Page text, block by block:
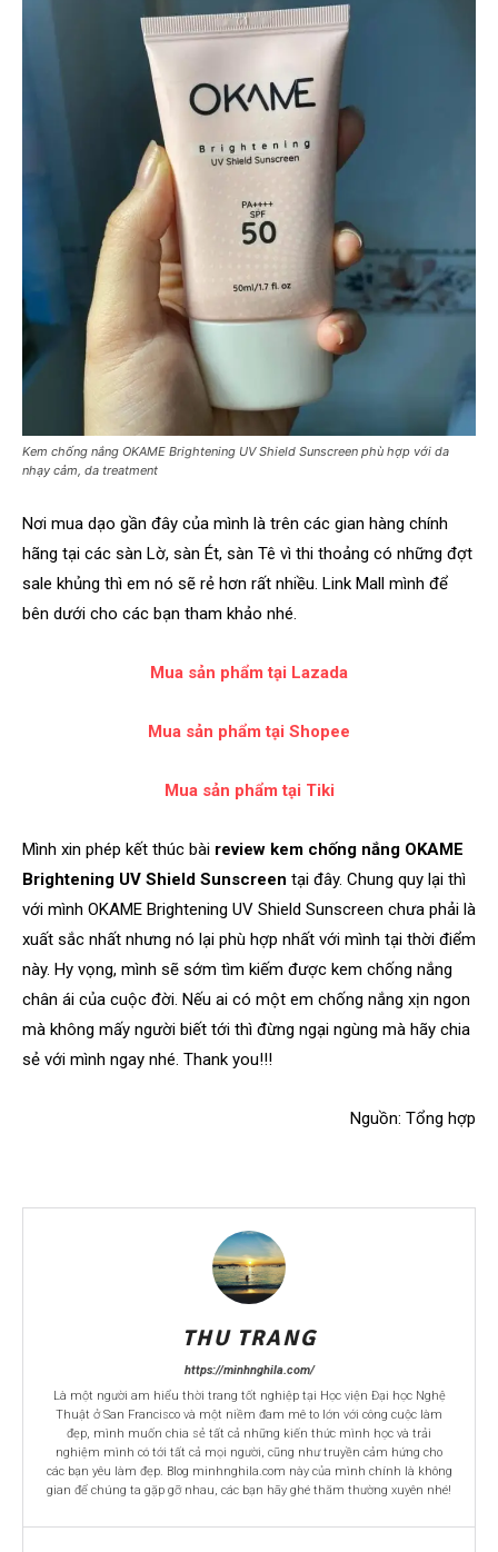
Kem chống nắng OKAME Brightening UV Shield Sunscreen phù hợp với da
nhạy cảm, da treatment
Nơi mua dạo gần đây của mình là trên các gian hàng chính
hãng tại các sàn Lờ, sàn Ét, sàn Tê vì thi thoảng có những đợt
sale khủng thì em nó sẽ rẻ hơn rất nhiều. Link Mall mình để
bên dưới cho các bạn tham khảo nhé.
Mua sản phẩm tại Lazada
Mua sản phẩm tại Shopee
Mua sản phẩm tại Tiki
Mình xin phép kết thúc bài review kem chống nắng OKAME
Brightening UV Shield Sunscreen tại đây. Chung quy lại thì
với mình OKAME Brightening UV Shield Sunscreen chưa phải là
xuất sắc nhất nhưng nó lại phù hợp nhất với mình tại thời điểm
này. Hy vọng, mình sẽ sớm tìm kiếm được kem chống nắng
chân ái của cuộc đời. Nếu ai có một em chống nắng xịn ngon
mà không mấy người biết tới thì đừng ngại ngùng mà hãy chia
sẻ với mình ngay nhé. Thank you!!!
Nguồn: Tổng hợp
THU TRANG
https://minhnghila.com/
Là một người am hiểu thời trang tốt nghiệp tại Học viện Đại học Nghệ
Thuật ở San Francisco và một niềm đam mê to lớn với công cuộc làm
đẹp, mình muốn chia sẻ tất cả những kiến thức mình học và trải
nghiệm mình có tới tất cả mọi người, cũng như truyền cảm hứng cho
các bạn yêu làm đẹp. Blog minhnghila.com này của mình chính là không
gian để chúng ta gặp gỡ nhau, các bạn hãy ghé thăm thường xuyên nhé!